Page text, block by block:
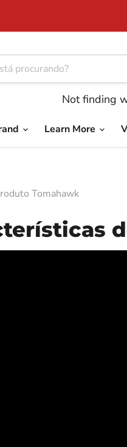
Not finding
Learn More
Tomahawk